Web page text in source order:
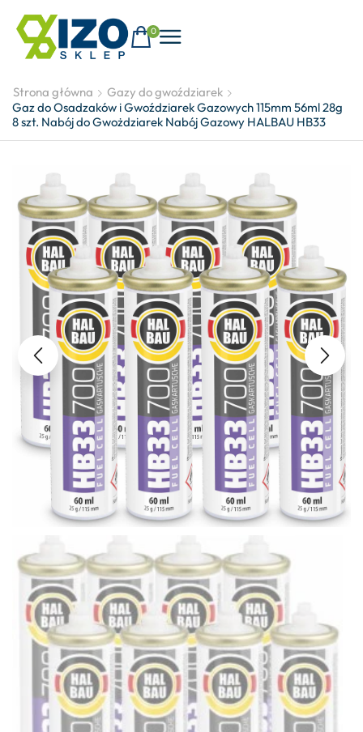
0
Strona główna
Gazy do gwoździarek
Gaz do Osadzaków i Gwoździarek Gazowych 115mm 56ml 28g
8 szt. Nabój do Gwożdziarek Nabój Gazowy HALBAU HB33